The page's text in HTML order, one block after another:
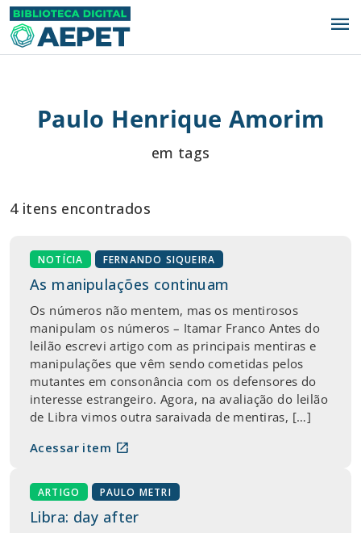
menu
Paulo Henrique Amorim
em tags
4 itens encontrados
NOTÍCIA FERNANDO SIQUEIRA
As manipulações continuam
Os números não mentem, mas os mentirosos
manipulam os números – Itamar Franco Antes do
leilão escrevi artigo com as principais mentiras e
manipulações que vêm sendo cometidas pelos
mutantes em consonância com os defensores do
interesse estrangeiro. Agora, na avaliação do leilão
de Libra vimos outra saraivada de mentiras, […]
Acessar item open_in_new
ARTIGO PAULO METRI
Libra: day after